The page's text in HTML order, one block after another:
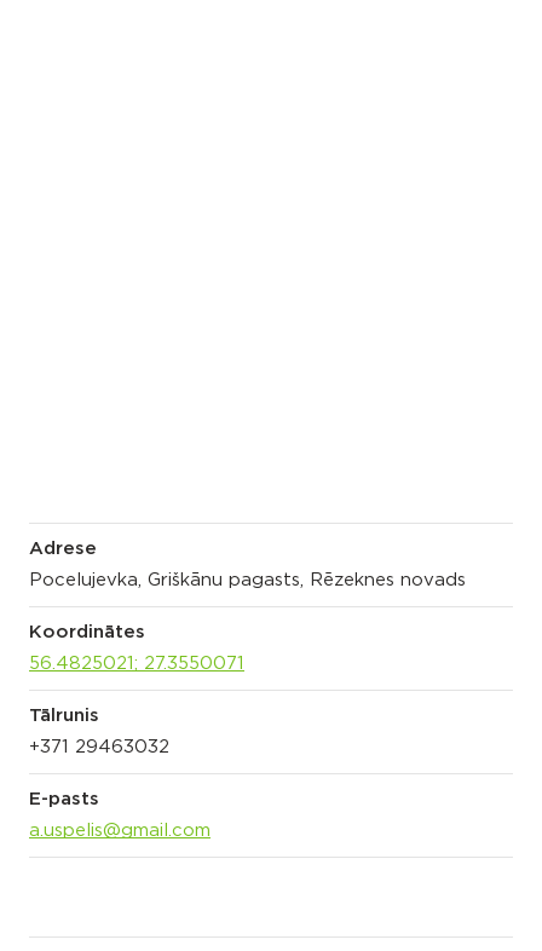
Adrese
Pocelujevka, Griškānu pagasts, Rēzeknes novads
Koordinātes
56.4825021; 27.3550071
Tālrunis
+371 29463032
E-pasts
a.uspelis@gmail.com